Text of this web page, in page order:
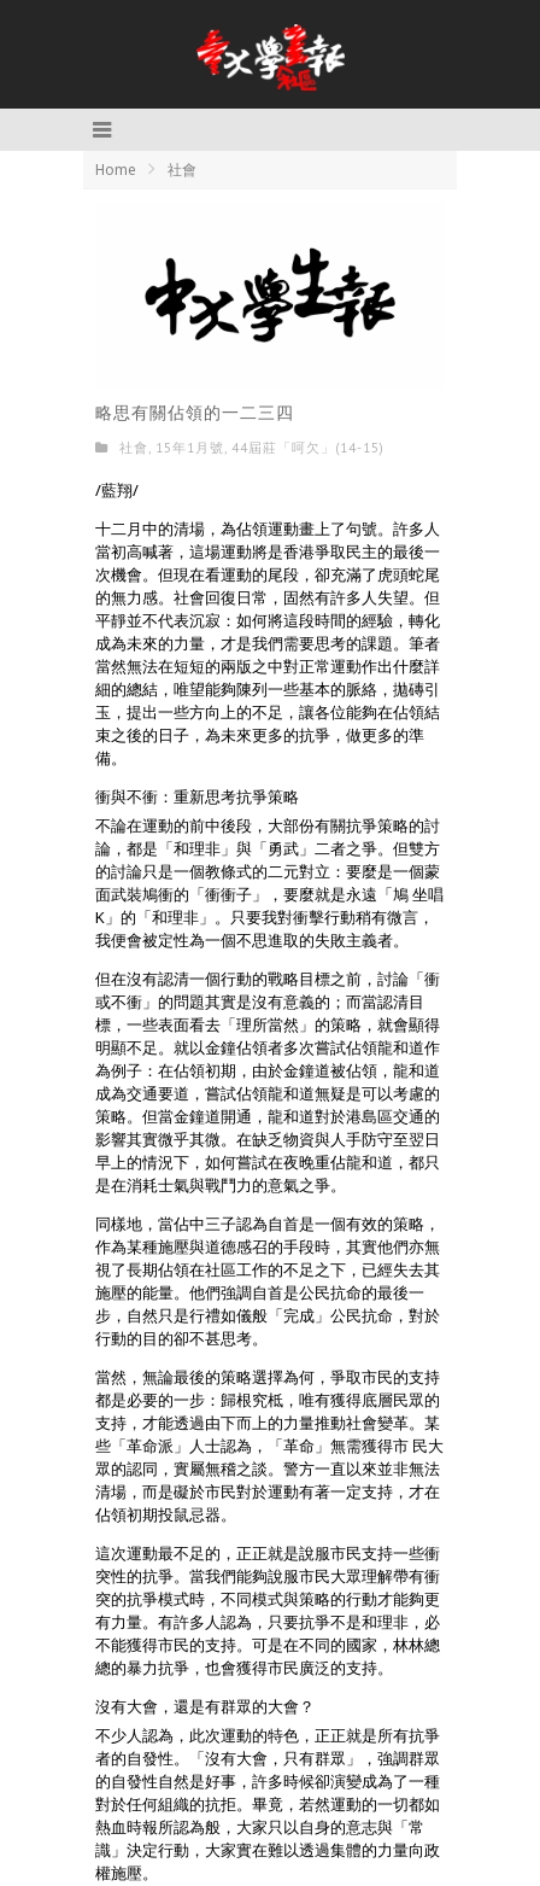
Home 社會
略思有關佔領的一二三四
社會 , 15年1月號 , 44屆莊「呵欠」(14-15)
/藍翔/
十二月中的清場，為佔領運動畫上了句號。許多人
當初高喊著，這場運動將是香港爭取民主的最後一
次機會。但現在看運動的尾段，卻充滿了虎頭蛇尾
的無力感。社會回復日常，固然有許多人失望。但
平靜並不代表沉寂：如何將這段時間的經驗，轉化
成為未來的力量，才是我們需要思考的課題。筆者
當然無法在短短的兩版之中對正常運動作出什麼詳
細的總結，唯望能夠陳列一些基本的脈絡，拋磚引
玉，提出一些方向上的不足，讓各位能夠在佔領結
束之後的日子，為未來更多的抗爭，做更多的準
備。
衝與不衝：重新思考抗爭策略
不論在運動的前中後段，大部份有關抗爭策略的討
論，都是「和理非」與「勇武」二者之爭。但雙方
的討論只是一個教條式的二元對立：要麼是一個蒙
面武裝鳩衝的「衝衝子」，要麼就是永遠「鳩 坐唱
K」的「和理非」。只要我對衝擊行動稍有微言，
我便會被定性為一個不思進取的失敗主義者。
但在沒有認清一個行動的戰略目標之前，討論「衝
或不衝」的問題其實是沒有意義的；而當認清目
標，一些表面看去「理所當然」的策略，就會顯得
明顯不足。就以金鐘佔領者多次嘗試佔領龍和道作
為例子：在佔領初期，由於金鐘道被佔領，龍和道
成為交通要道，嘗試佔領龍和道無疑是可以考慮的
策略。但當金鐘道開通，龍和道對於港島區交通的
影響其實微乎其微。在缺乏物資與人手防守至翌日
早上的情況下，如何嘗試在夜晚重佔龍和道，都只
是在消耗士氣與戰鬥力的意氣之爭。
同樣地，當佔中三子認為自首是一個有效的策略，
作為某種施壓與道德感召的手段時，其實他們亦無
視了長期佔領在社區工作的不足之下，已經失去其
施壓的能量。他們強調自首是公民抗命的最後一
步，自然只是行禮如儀般「完成」公民抗命，對於
行動的目的卻不甚思考。
當然，無論最後的策略選擇為何，爭取市民的支持
都是必要的一步：歸根究柢，唯有獲得底層民眾的
支持，才能透過由下而上的力量推動社會變革。某
些「革命派」人士認為，「革命」無需獲得市 民大
眾的認同，實屬無稽之談。警方一直以來並非無法
清場，而是礙於市民對於運動有著一定支持，才在
佔領初期投鼠忌器。
這次運動最不足的，正正就是說服市民支持一些衝
突性的抗爭。當我們能夠說服市民大眾理解帶有衝
突的抗爭模式時，不同模式與策略的行動才能夠更
有力量。有許多人認為，只要抗爭不是和理非，必
不能獲得市民的支持。可是在不同的國家，林林總
總的暴力抗爭，也會獲得市民廣泛的支持。
沒有大會，還是有群眾的大會？
不少人認為，此次運動的特色，正正就是所有抗爭
者的自發性。「沒有大會，只有群眾」，強調群眾
的自發性自然是好事，許多時候卻演變成為了一種
對於任何組織的抗拒。畢竟，若然運動的一切都如
熱血時報所認為般，大家只以自身的意志與「常
識」決定行動，大家實在難以透過集體的力量向政
權施壓。